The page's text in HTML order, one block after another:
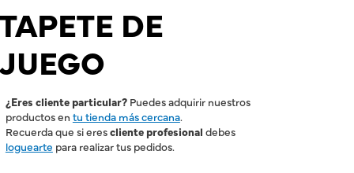
DE
¿Eres cliente particular?Puedes adquirir nuestros
productos en tu tienda más cercana.
Recuerda que si erescliente profesional debes
loguearte para realizar tus pedidos.